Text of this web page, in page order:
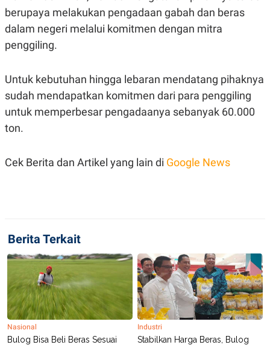
S
A
D
A
T
A
G
E
S
K
O
N
A
N
T
L
I
P
U
S
T
A
N
A
A
D
E
M
Y
S
R
E
E
A
S
E
.
I
D
berupaya melakukan pengadaan gabah dan beras
dalam negeri melalui komitmen dengan mitra
penggiling.
Untuk kebutuhan hingga lebaran mendatang pihaknya
sudah mendapatkan komitmen dari para penggiling
untuk memperbesar pengadaanya sebanyak 60.000
ton.
Cek Berita dan Artikel yang lain di Google News
Berita Terkait
Nasional
Bulog Bisa Beli Beras Sesuai
Industri
Stabilkan Harga Beras, Bulog